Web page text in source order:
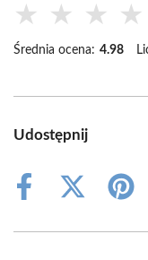
★ ★ ★ ★
Średnia ocena: 4.98
Udostępnij
Share
Share
(Twitter)
Share